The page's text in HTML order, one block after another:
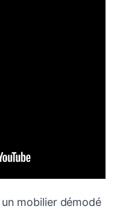
mobilier démodé